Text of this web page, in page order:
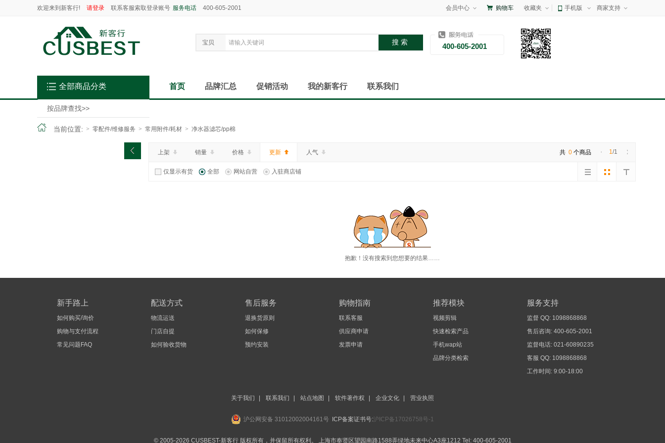
欢迎来到新客行! 请登录 联系客服索取登录账号 服务电话 400-605-2001 会员中心 购物车 收藏夹 手机版 商家支持
宝贝 400-605-2001
按品牌查找>>
全部商品分类 首页 品牌汇总 促销活动 我的新客行 联系我们
当前位置: > 零配件/维修服务 > 常用附件/耗材 > 净水器滤芯/pp棉
上架 销量 价格 更新 人气 1/1
共 0 个商品
仅显示有货 全部 网站自营 入驻商店铺
抱歉！没有搜索到您想要的结果……
新手路上
如何购买/询价
购物与支付流程
常见问题FAQ
配送方式
物流运送
门店自提
如何验收货物
售后服务
退换货原则
如何保修
预约安装
购物指南
联系客服
供应商申请
发票申请
推荐模块
视频剪辑
快速检索产品
手机wap站
品牌分类检索
服务支持
监督 QQ: 1098868868
售后咨询: 400-605-2001
监督电话: 021-60890235
客服 QQ: 1098868868
工作时间: 9:00-18:00
关于我们 联系我们 站点地图 软件著作权 企业文化 营业执照
沪公网安备 31012002004161号 ICP备案证书号:沪ICP备17026758号-1
© 2005-2026 CUSBEST-新客行 版权所有，并保留所有权利。 上海市奉贤区望园南路1588弄绿地未来中心A3座1212 Tel: 400-605-2001